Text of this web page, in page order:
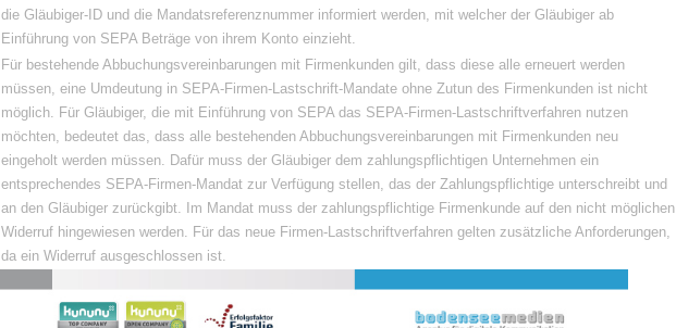
die Gläubiger-ID und die Mandatsreferenznummer informiert werden, mit welcher der Gläubiger ab
Einführung von SEPA Beträge von ihrem Konto einzieht.
Für bestehende Abbuchungsvereinbarungen mit Firmenkunden gilt, dass diese alle erneuert werden
müssen, eine Umdeutung in SEPA-Firmen-Lastschrift-Mandate ohne Zutun des Firmenkunden ist nicht
möglich. Für Gläubiger, die mit Einführung von SEPA das SEPA-Firmen-Lastschriftverfahren nutzen
möchten, bedeutet das, dass alle bestehenden Abbuchungsvereinbarungen mit Firmenkunden neu
eingeholt werden müssen. Dafür muss der Gläubiger dem zahlungspflichtigen Unternehmen ein
entsprechendes SEPA-Firmen-Mandat zur Verfügung stellen, das der Zahlungspflichtige unterschreibt und
an den Gläubiger zurückgibt. Im Mandat muss der zahlungspflichtige Firmenkunde auf den nicht möglichen
Widerruf hingewiesen werden. Für das neue Firmen-Lastschriftverfahren gelten zusätzliche Anforderungen,
da ein Widerruf ausgeschlossen ist.